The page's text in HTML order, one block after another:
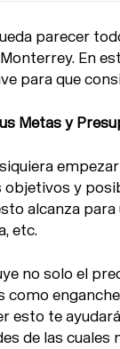
parecer
En
para que
Metas y
y
alcanza para
etc.
no solo el
como
esto te
de las